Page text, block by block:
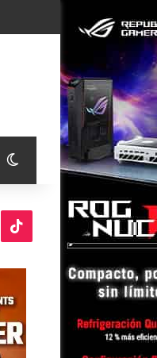
lateral
Switch skin
TikTok